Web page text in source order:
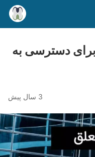
دسترسی به
3 سال پیش